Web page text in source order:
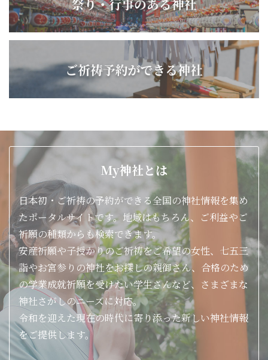
御祭神
賀志波比賣大神（かしはひめのおお
かみ）
大山祗大神（相 殿）
ご利益
厄払い 病気平癒 交通安全 商売繁盛
家内安全
お守り・おみくじ やっている
御朱印 やっている
お焚き上げ
やっている
祈願・お祓い 七五三 厄払い 安産祈願
各種初穂料
（ご祈祷料）
My神社とは
日本初・ご祈祷の予約ができる全国の神社情報を集め
たポータルサイトです。地域はもちろん、ご利益やご
祈願の種類からも検索できます。
安産祈願や子授かりのご祈祷をご希望の女性、七五三
詣やお宮参りの神社をお探しの親御さん、合格のため
の学業成就祈願を受けたい学生さんなど、さまざまな
神社さがしのニーズに対応。
令和を迎えた現在の時代に寄り添った新しい神社情報
をご提供します。